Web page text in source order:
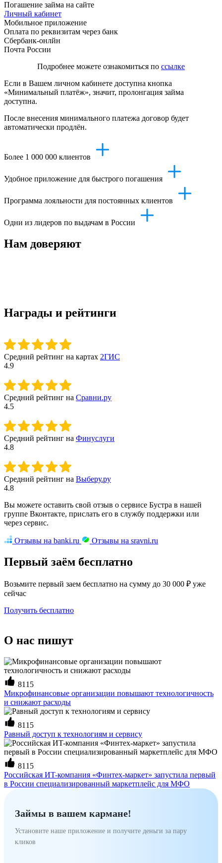
Погашение займа на сайте
Личный кабинет
Мобильное приложение
Оплата по реквизитам через банк
Сбербанк-онлйн
Почта России
Подробнее можете ознакомиться по ссылке
Если в Вашем личном кабинете доступна кнопка
«Минимальный платёж», значит, пролонгация займа
доступна.
После внесения минимального платежа договор будет
автоматически продлён.
Более 1 000 000 клиентов
Удобное приложение для быстрого погашения
Программа лояльности для постоянных клиентов
Одни из лидеров по выдачам в России
Нам доверяют
Награды и рейтинги
Средний рейтинг на картах 2ГИС
4.9
Средний рейтинг на Сравни.ру
4.5
Средний рейтинг на Финуслуги
4.8
Средний рейтинг на Выберу.ру
4.8
Вы можете оставить свой отзыв о сервисе Бустра в нашей
группе Вконтакте, прислать его в службу поддержки или
через сервис.
Отзывы на banki.ru Отзывы на sravni.ru
Первый заём бесплатно
Возьмите первый заем бесплатно на сумму до 30 000 ₽ уже
сейчас
Получить бесплатно
О нас пишут
8115
Микрофинансовые организации повышают технологичность
и снижают расходы
8115
Равный доступ к технологиям и сервису
8115
Российская ИT-компания «Финтех-маркет» запустила первый
в России специализированный маркетплейс для МФО
Займы в вашем кармане!
Установите наше приложение и получите деньги за пару
кликов